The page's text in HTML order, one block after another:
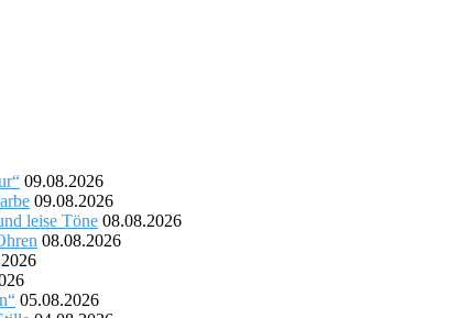
09.08.2026
09.08.2026
leise Töne 08.08.2026
08.08.2026
05.08.2026